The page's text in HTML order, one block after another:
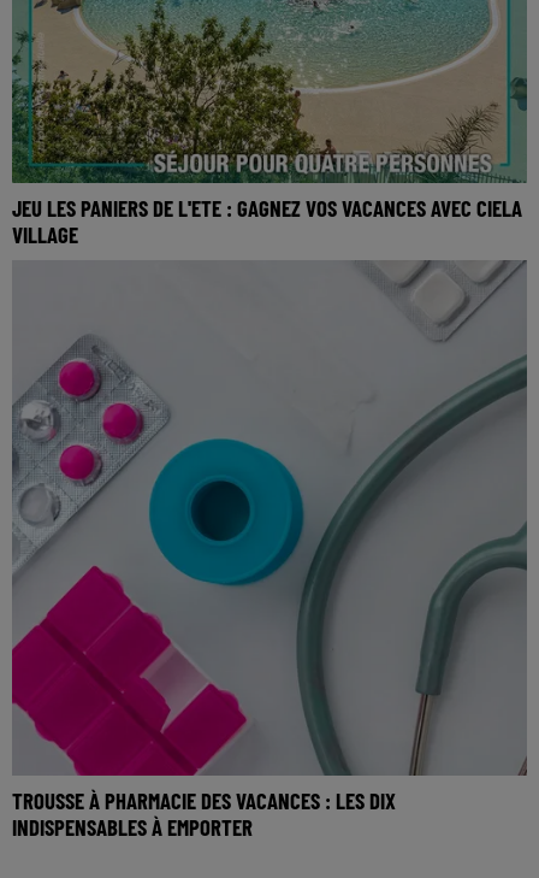
JEU LES PANIERS DE L'ETE : GAGNEZ VOS VACANCES AVEC CIELA
VILLAGE
TROUSSE À PHARMACIE DES VACANCES : LES DIX
INDISPENSABLES À EMPORTER